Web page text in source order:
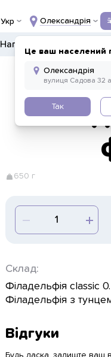
Укр Олександрія
Це ваш населений
Так
Напої
650 г
Склад:
Філадельфія classic
Філадельфія з
Відгуки
Будь ласка, залиште ваш